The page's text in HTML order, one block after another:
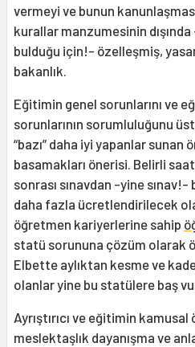
vermeyi ve bunun
kurallar manzumesinin
bulduğu için!- özelleşmiş,
bakanlık.
Eğitimin genel sorunlarını ve
sorunlarının sorumluluğunu
“bazı” daha iyi yapanlar sunan
basamakları önerisi. Belirli
sonrası sınavdan -yine
daha fazla ücretlendirilecek
öğretmen kariyerlerine sahip
statü sorununa çözüm olarak
Elbette aylıktan kesme ve
olanlar yine bu statülere baş
Ayrıştırıcı ve eğitimin
meslektaşlık dayanışma ve